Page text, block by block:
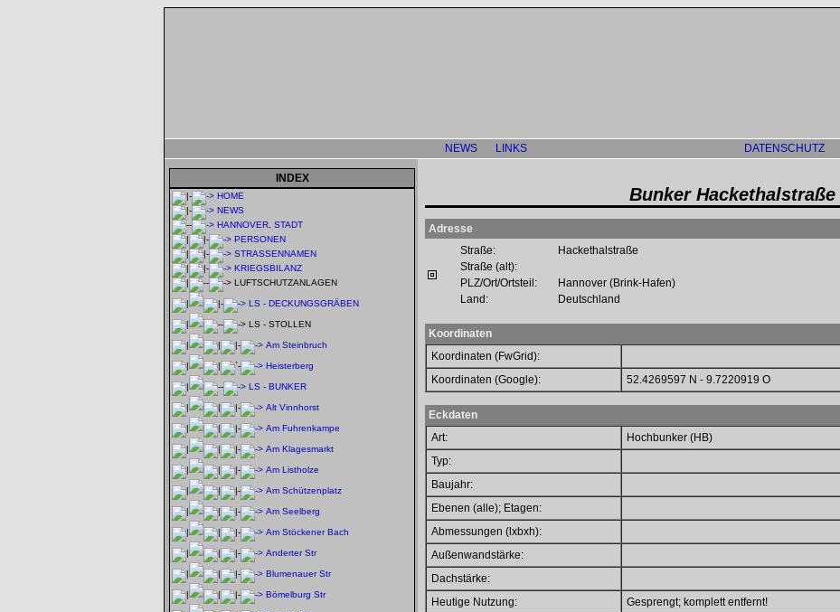
NEWS LINKS DATENSCHUTZ
INDEX
HOME
NEWS
HANNOVER, STADT
PERSONEN
STRASSENNAMEN
KRIEGSBILANZ
LUFTSCHUTZANLAGEN
LS - DECKUNGSGRÄBEN
LS - STOLLEN
Am Steinbruch
Heisterberg
LS - BUNKER
Alt Vinnhorst
Am Fuhrenkampe
Am Klagesmarkt
Am Listholze
Am Schützenplatz
Am Seelberg
Am Stöckener Bach
Anderter Str
Blumenauer Str
Bömelburg Str
Bunker Hackethalstraße
Adresse
Straße:
Hackethalstraße
Straße (alt):
PLZ/Ort/Ortsteil:
Hannover (Brink-Hafen)
Land:
Deutschland
Koordinaten
Koordinaten (FwGrid):
Koordinaten (Google):
52.4269597 N - 9.7220919 O
Eckdaten
Art:
Hochbunker (HB)
Typ:
Baujahr:
Ebenen (alle); Etagen:
Abmessungen (lxbxh):
Außenwandstärke:
Dachstärke:
Heutige Nutzung:
Gesprengt; komplett entfernt!